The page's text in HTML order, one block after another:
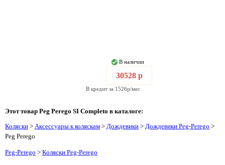
В наличии
30528 р
В кредит за 1526р/мес
Этот товар Peg Perego SI Completo в каталоге:
Коляски > Аксессуары к коляскам > Дождевики > Дождевики Peg-Perego >
Peg Perego
Peg-Perego > Коляски Peg-Perego